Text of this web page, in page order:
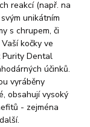
reakcí (např. na
unikátním
s chrupem, či
kočky ve
Purity Dental
účinků.
vyráběny
obsahují vysoký
- zejména